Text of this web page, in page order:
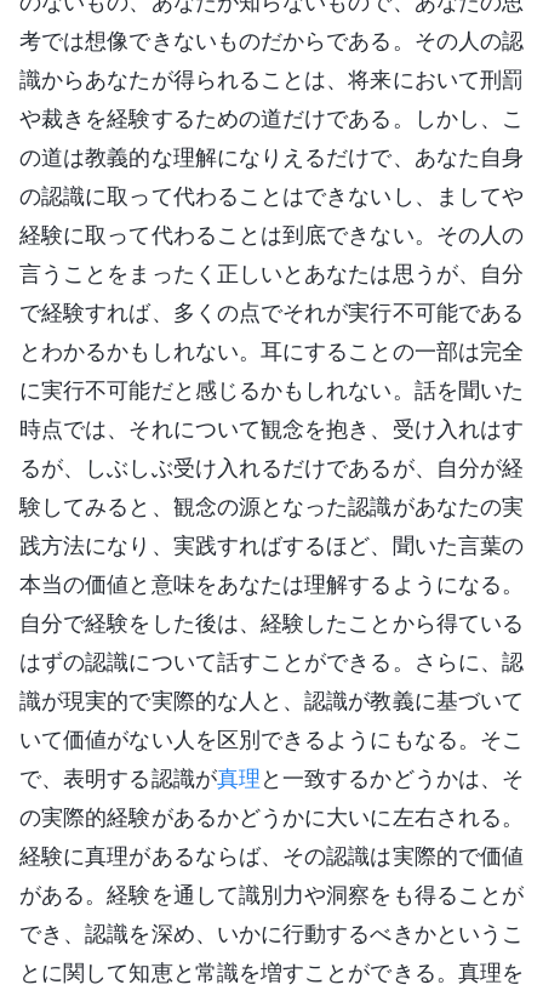
考では想像できないものだからである。その人の認
識からあなたが得られることは、将来において刑罰
や裁きを経験するための道だけである。しかし、こ
の道は教義的な理解になりえるだけで、あなた自身
の認識に取って代わることはできないし、ましてや
経験に取って代わることは到底できない。その人の
言うことをまったく正しいとあなたは思うが、自分
で経験すれば、多くの点でそれが実行不可能である
とわかるかもしれない。耳にすることの一部は完全
に実行不可能だと感じるかもしれない。話を聞いた
時点では、それについて観念を抱き、受け入れはす
るが、しぶしぶ受け入れるだけであるが、自分が経
験してみると、観念の源となった認識があなたの実
践方法になり、実践すればするほど、聞いた言葉の
本当の価値と意味をあなたは理解するようになる。
自分で経験をした後は、経験したことから得ている
はずの認識について話すことができる。さらに、認
識が現実的で実際的な人と、認識が教義に基づいて
いて価値がない人を区別できるようにもなる。そこ
で、表明する認識が真理と一致するかどうかは、そ
の実際的経験があるかどうかに大いに左右される。
経験に真理があるならば、その認識は実際的で価値
がある。経験を通して識別力や洞察をも得ることが
でき、認識を深め、いかに行動するべきかというこ
とに関して知恵と常識を増すことができる。真理を